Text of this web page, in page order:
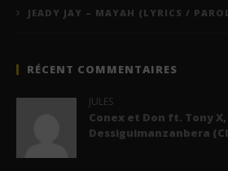
JEADY JAY – MAYAH (LYRICS /
RÉCENT COMMENTAIRES
JULES
Conex et Don ft. Tony
Dessiguimanzanbera